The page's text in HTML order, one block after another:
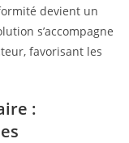
devient un
s’accompagne
favorisant les
: